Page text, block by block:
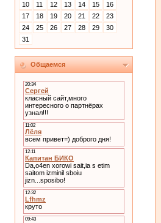
10
11 12 13 14 15
16
17
18 19 20 21 22
23
24
25 26 27 28 29
30
31
Общаемся